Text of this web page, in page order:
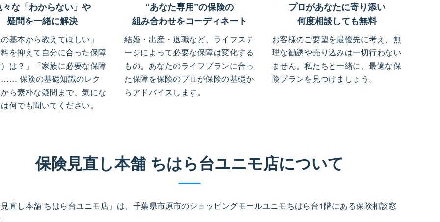
々な「わからない」や
疑問を一緒に解決
基本から教えてほしい」
を抑えて自分に合った保障
は？」「家族に必要な保障
保険の基礎知識のレク
ら素朴な疑問まで、気にな
何でも聞いてください。
“あなた専用”の保険の
組み合わせをコーディネート
結婚・出産・退職など、ライフステ
ージによって必要な保障は変化する
もの。あなたのライフプランに合っ
た保障を保険のプロが保険の基礎か
らアドバイスします。
プロがあなたに寄り添い
何度相談しても無料
お客様のご要望を最優先に考え、無
理な勧誘や売り込みは一切行わない
ません。私たちと一緒に、最適な保
険プランを見つけましょう。
保険見直し本舗 ちはら台ユニモ店について
直し本舗 ちはら台ユニモ店」は、千葉県市原市のショッピングモールユニモちはら台1階にある保険相談窓